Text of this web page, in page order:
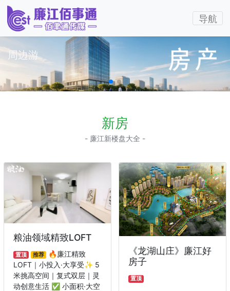
导航
国内游
新房
- 廉江新楼盘大全 -
粮油领域精致LOFT
置顶 推荐
🔥廉江精致
LOFT｜小投入·大享受✨ 5
米挑高空间｜复式双层｜灵
动创意生活 ✅ 小面积·大空
《龙湖山庄》廉江好
房子
置顶